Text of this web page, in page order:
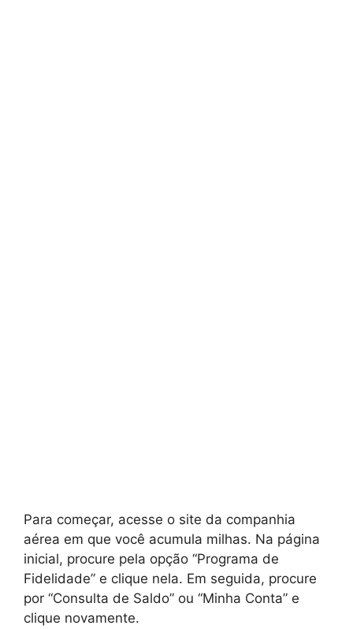
Para começar, acesse o site da companhia
aérea em que você acumula milhas. Na página
inicial, procure pela opção “Programa de
Fidelidade” e clique nela. Em seguida, procure
por “Consulta de Saldo” ou “Minha Conta” e
clique novamente.